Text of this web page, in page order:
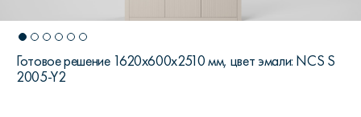
Готовое решение 1620х600х2510 мм, цвет эмали: NCS S
2005-Y2